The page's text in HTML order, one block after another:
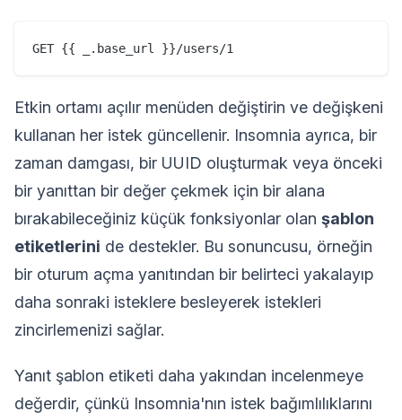
Etkin ortamı açılır menüden değiştirin ve değişkeni
kullanan her istek güncellenir. Insomnia ayrıca, bir
zaman damgası, bir UUID oluşturmak veya önceki
bir yanıttan bir değer çekmek için bir alana
bırakabileceğiniz küçük fonksiyonlar olan şablon
etiketlerini de destekler. Bu sonuncusu, örneğin
bir oturum açma yanıtından bir belirteci yakalayıp
daha sonraki isteklere besleyerek istekleri
zincirlemenizi sağlar.
Yanıt şablon etiketi daha yakından incelenmeye
değerdir, çünkü Insomnia'nın istek bağımlılıklarını